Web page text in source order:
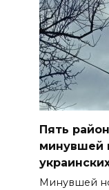
Пять
минувшей
Минувшей